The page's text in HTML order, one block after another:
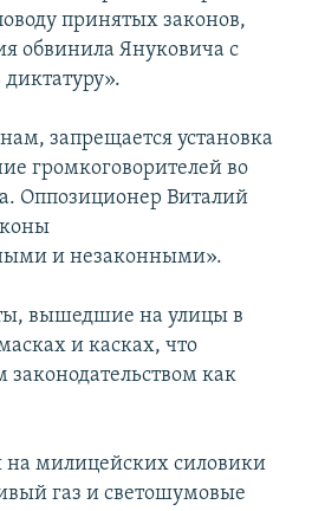
принятых законов,
обвинила Януковича с
запрещается установка
громкоговорителей во
Оппозиционер Виталий
и незаконными».
вышедшие на улицы в
и касках, что
как
на милицейских силовики
газ и светошумовые